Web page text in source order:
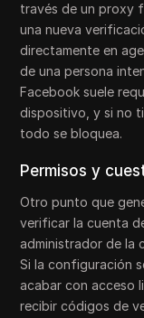
través de un proxy
una nueva
directamente en
de una persona
Facebook suele
dispositivo, y si no
todo se bloquea.
Permisos y
Otro punto que
verificar la cuenta
administrador de la
Si la configuración
acabar con acceso
recibir códigos de